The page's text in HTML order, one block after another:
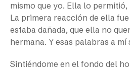
mismo que yo. Ella lo
La primera reacción de ella
estaba dañada, que ella no
hermana. Y esas palabras a mí
Sintiéndome en el fondo del